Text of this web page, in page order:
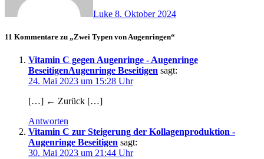
Luke 8. Oktober 2024
11 Kommentare zu „Zwei Typen von Augenringen“
Vitamin C gegen Augenringe - Augenringe
BeseitigenAugenringe Beseitigen sagt:
24. Mai 2023 um 15:28 Uhr
[…] ← Zurück […]
Antworten
Vitamin C zur Steigerung der Kollagenproduktion -
Augenringe Beseitigen sagt:
30. Mai 2023 um 21:44 Uhr